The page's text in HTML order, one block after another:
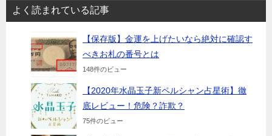
よく読まれている記事
【保存版】金運を上げたいなら絶対に確認す
べきお札の番号とは
148件のビュー
【2020年水晶玉子新ペルシャン占星術】徹
底レビュー！危険？詐欺？
75件のビュー